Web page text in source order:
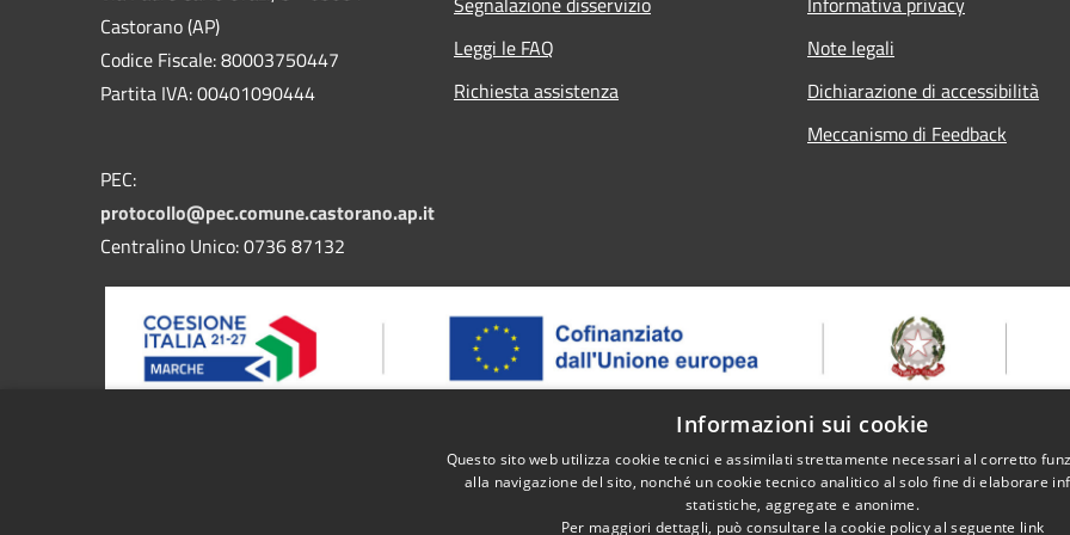
Castorano (AP)
Codice Fiscale: 80003750447
Partita IVA: 00401090444
PEC:
protocollo@pec.comune.castorano.ap.it
Centralino Unico: 0736 87132
Leggi le FAQ
Richiesta assistenza
Note legali
Dichiarazione di accessibilità
Meccanismo di Feedback
Progetto finanziato dal bando FESR MARCHE 2021/2027 – ASSE 1 - OS 1.2 - AZIONE 1.2.2 - Intervento 1.2.2.2
nel territorio regionale di servizi pubblici digitali integrati – Progetto: Itinerari ed eventi dell'enoturismo - CUP:
Informazioni sui cookie
Questo sito web utilizza cookie tecnici e assimilati strettamente necessari al corretto
alla navigazione del sito, nonché un cookie tecnico analitico al solo fine di elaborare
statistiche, aggregate e anonime.
Per maggiori dettagli, può consultare la cookie policy al seguente link